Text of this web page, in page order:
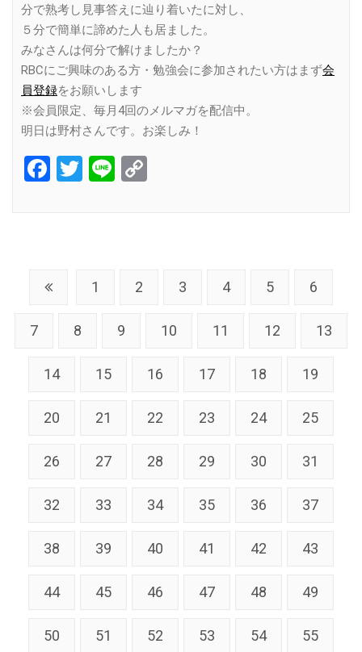
分で熟考し見事答えに辿り着いたに対し、
５分で簡単に諦めた人も居ました。
みなさんは何分で解けましたか？
RBCにご興味のある方・勉強会に参加されたい方はまず会
員登録をお願いします
※会員限定、毎月4回のメルマガを配信中。
明日は野村さんです。お楽しみ！
Facebook
Twitter
Line
1 2 3 4 5 6
7 8 9 10 11 12 13
14 15 16 17 18 19
20 21 22 23 24 25
26 27 28 29 30 31
32 33 34 35 36 37
38 39 40 41 42 43
44 45 46 47 48 49
50 51 52 53 54 55